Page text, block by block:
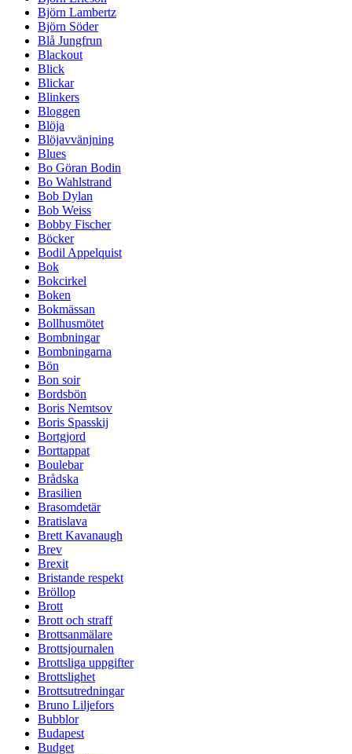
Björn Lambertz
Björn Söder
Blå Jungfrun
Blackout
Blick
Blickar
Blinkers
Bloggen
Blöja
Blöjavvänjning
Blues
Bo Göran Bodin
Bo Wahlstrand
Bob Dylan
Bob Weiss
Bobby Fischer
Böcker
Bodil Appelquist
Bok
Bokcirkel
Boken
Bokmässan
Bollhusmötet
Bombningar
Bombningarna
Bön
Bon soir
Bordsbön
Boris Nemtsov
Boris Spasskij
Bortgjord
Borttappat
Boulebar
Brådska
Brasilien
Brasomdetär
Bratislava
Brett Kavanaugh
Brev
Brexit
Bristande respekt
Bröllop
Brott
Brott och straff
Brottsanmälare
Brottsjournalen
Brottsliga uppgifter
Brottslighet
Brottsutredningar
Bruno Liljefors
Bubblor
Budapest
Budget